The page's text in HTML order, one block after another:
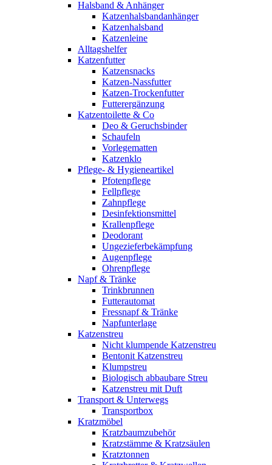
Halsband & Anhänger
Katzenhalsbandanhänger
Katzenhalsband
Katzenleine
Alltagshelfer
Katzenfutter
Katzensnacks
Katzen-Nassfutter
Katzen-Trockenfutter
Futterergänzung
Katzentoilette & Co
Deo & Geruchsbinder
Schaufeln
Vorlegematten
Katzenklo
Pflege- & Hygieneartikel
Pfotenpflege
Fellpflege
Zahnpflege
Desinfektionsmittel
Krallenpflege
Deodorant
Ungezieferbekämpfung
Augenpflege
Ohrenpflege
Napf & Tränke
Trinkbrunnen
Futterautomat
Fressnapf & Tränke
Napfunterlage
Katzenstreu
Nicht klumpende Katzenstreu
Bentonit Katzenstreu
Klumpstreu
Biologisch abbaubare Streu
Katzenstreu mit Duft
Transport & Unterwegs
Transportbox
Kratzmöbel
Kratzbaumzubehör
Kratzstämme & Kratzsäulen
Kratztonnen